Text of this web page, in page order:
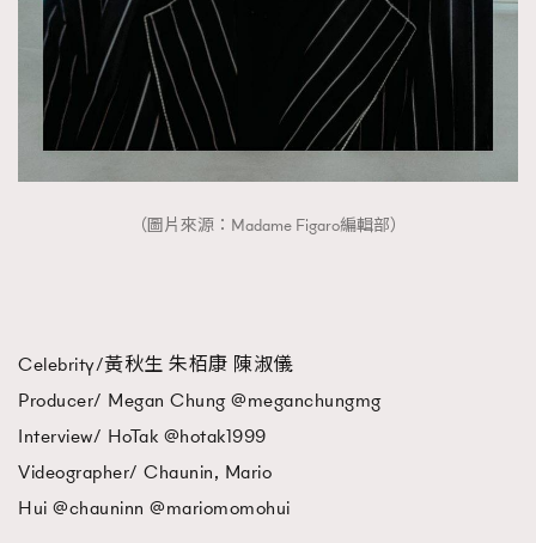
（圖片來源：Madame Figaro編輯部）
Celebrity/黃秋生 朱栢康 陳淑儀
Producer/ Megan Chung @meganchungmg
Interview/ HoTak @hotak1999
Videographer/ Chaunin, Mario
Hui @chauninn @mariomomohui